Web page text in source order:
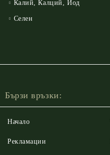
Калий, Калций, Йод
Селен
Бързи връзки:
Начало
Рекламации